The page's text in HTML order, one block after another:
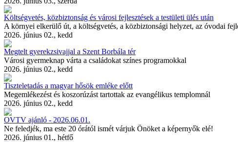
Költségvetés, közbiztonság és városi fejlesztések a testületi ülés után
A környei elkerülő út, a költségvetés, a közbiztonsági helyzet, az óvodai
2026. június 02., kedd
Megtelt gyerekzsivajjal a Szent Borbála tér
Városi gyermeknap várta a családokat színes programokkal
2026. június 02., kedd
Tiszteletadás a magyar hősök emléke előtt
Megemlékezést és koszorúzást tartottak az evangélikus templomnál
2026. június 02., kedd
OVTV ajánló - 2026.06.01.
Ne feledjék, ma este 20 órától ismét várjuk Önöket a képernyők elé!
2026. június 01., hétfő